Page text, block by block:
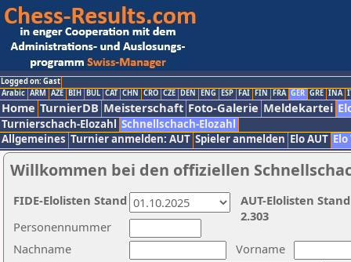
Logged on: Gast
Arabic ARM AZE BIH BUL CAT CHN CRO CZE DEN ENG ESP FAI FIN FRA GER GRE INA
Home TurnierDB Meisterschaft Foto-Galerie Meldekartei
Turnierschach-Elozahl Schnellschach-Elozahl
Allgemeines Turnier anmelden: AUT Spieler anmelden Elo AUT
Willkommen bei den offiziellen
Nachname
Vorname
Personennummer
AUT-Elolisten
2.303
FIDE-Elolisten Stand